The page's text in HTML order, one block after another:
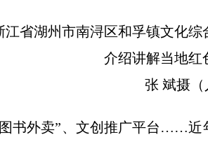
湖州市南浔区和孚镇文化综
介绍讲解当地红
张 斌摄（
外卖”、文创推广平台……近